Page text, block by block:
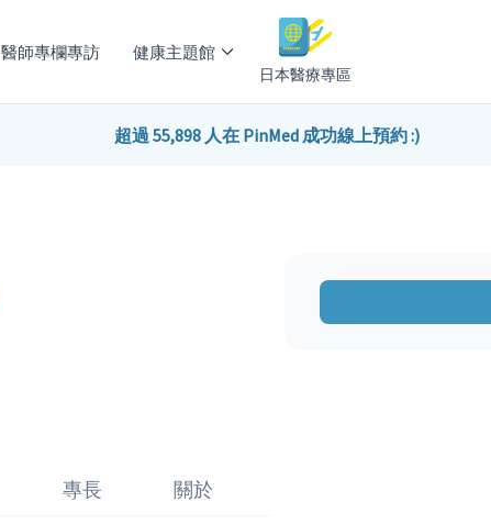
醫師專欄專訪 健康主題館
日本醫療專區
超過 55,898 人在 PinMed 成功線上預約 :)
專長 關於